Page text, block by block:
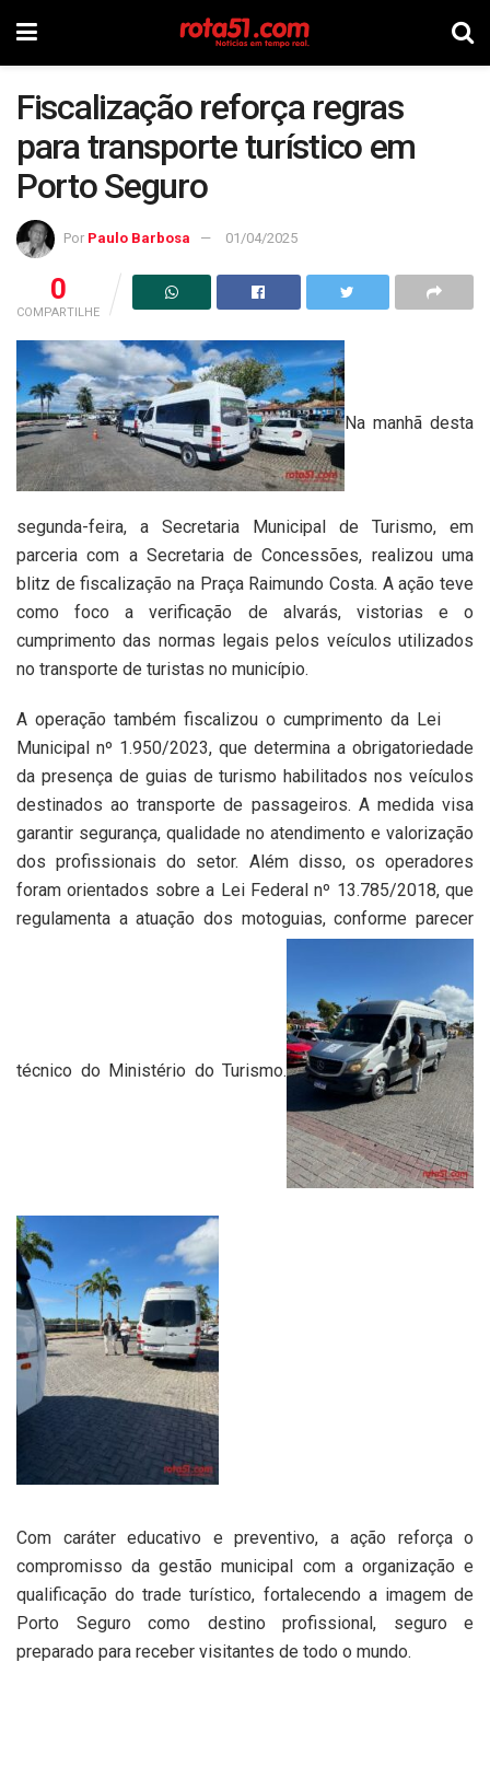
Fiscalização reforça regras
para transporte turístico em
Porto Seguro
Por Paulo Barbosa 01/04/2025
0
COMPARTILHE
Na manhã desta
segunda-feira, a Secretaria Municipal de Turismo, em
parceria com a Secretaria de Concessões, realizou uma
blitz de fiscalização na Praça Raimundo Costa. A ação teve
como foco a verificação de alvarás, vistorias e o
cumprimento das normas legais pelos veículos utilizados
no transporte de turistas no município.
A operação também fiscalizou o cumprimento da Lei
Municipal nº 1.950/2023, que determina a obrigatoriedade
da presença de guias de turismo habilitados nos veículos
destinados ao transporte de passageiros. A medida visa
garantir segurança, qualidade no atendimento e valorização
dos profissionais do setor. Além disso, os operadores
foram orientados sobre a Lei Federal nº 13.785/2018, que
regulamenta a atuação dos motoguias, conforme parecer
técnico do Ministério do Turismo.
Com caráter educativo e preventivo, a ação reforça o
compromisso da gestão municipal com a organização e
qualificação do trade turístico, fortalecendo a imagem de
Porto Seguro como destino profissional, seguro e
preparado para receber visitantes de todo o mundo.